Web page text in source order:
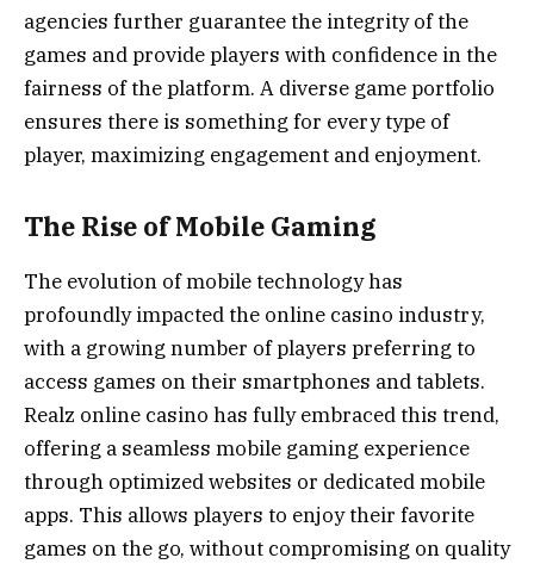
agencies further guarantee the integrity of the
games and provide players with confidence in the
fairness of the platform. A diverse game portfolio
ensures there is something for every type of
player, maximizing engagement and enjoyment.
The Rise of Mobile Gaming
The evolution of mobile technology has
profoundly impacted the online casino industry,
with a growing number of players preferring to
access games on their smartphones and tablets.
Realz online casino has fully embraced this trend,
offering a seamless mobile gaming experience
through optimized websites or dedicated mobile
apps. This allows players to enjoy their favorite
games on the go, without compromising on quality